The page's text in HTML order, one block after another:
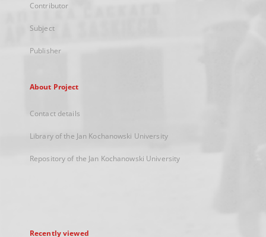
Contributor
Subject
Publisher
About Project
Contact details
Library of the Jan Kochanowski University
Repository of the Jan Kochanowski University
Recently viewed